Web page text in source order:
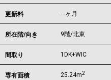
更新料 ---ヶ月
所在階/向き 9階/北東
間取り 1DK+WIC
専有面積 25.24m2